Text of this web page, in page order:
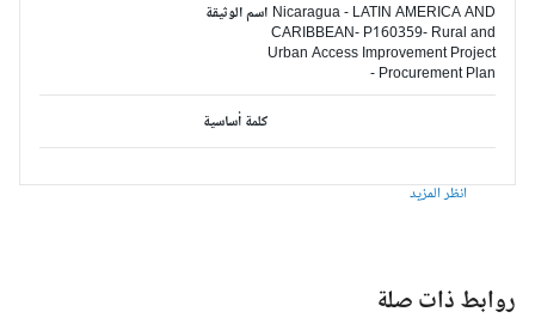
اسم الوثيقةNicaragua - LATIN AMERICA AND
CARIBBEAN- P160359- Rural and
Urban Access Improvement Project
- Procurement Plan
كلمة أساسية
انظر المزيد
روابط ذات صلة